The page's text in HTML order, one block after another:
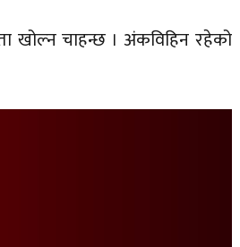
खोल्न चाहन्छ । अंकविहिन रहेको